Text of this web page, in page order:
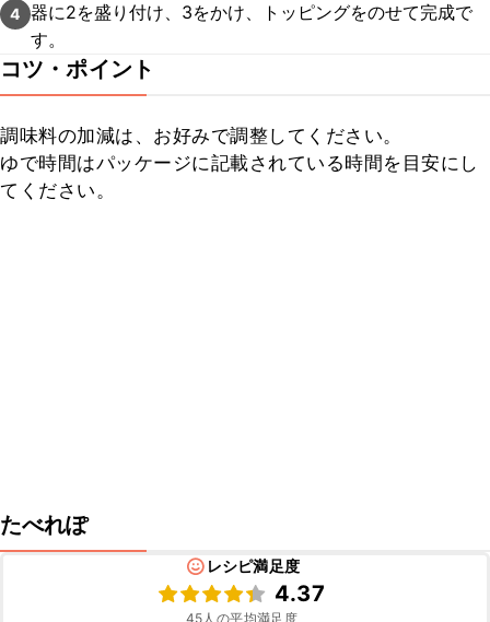
4 器に2を盛り付け、3をかけ、トッピングをのせて完成で
す。
コツ・ポイント
調味料の加減は、お好みで調整してください。
ゆで時間はパッケージに記載されている時間を目安にし
てください。
たべれぽ
レシピ満足度
4.37
45 人の平均満足度